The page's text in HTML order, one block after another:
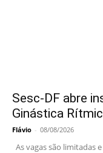
Sesc-DF abre
Ginástica
Flávio - 08/08/2026
As vagas são limitadas